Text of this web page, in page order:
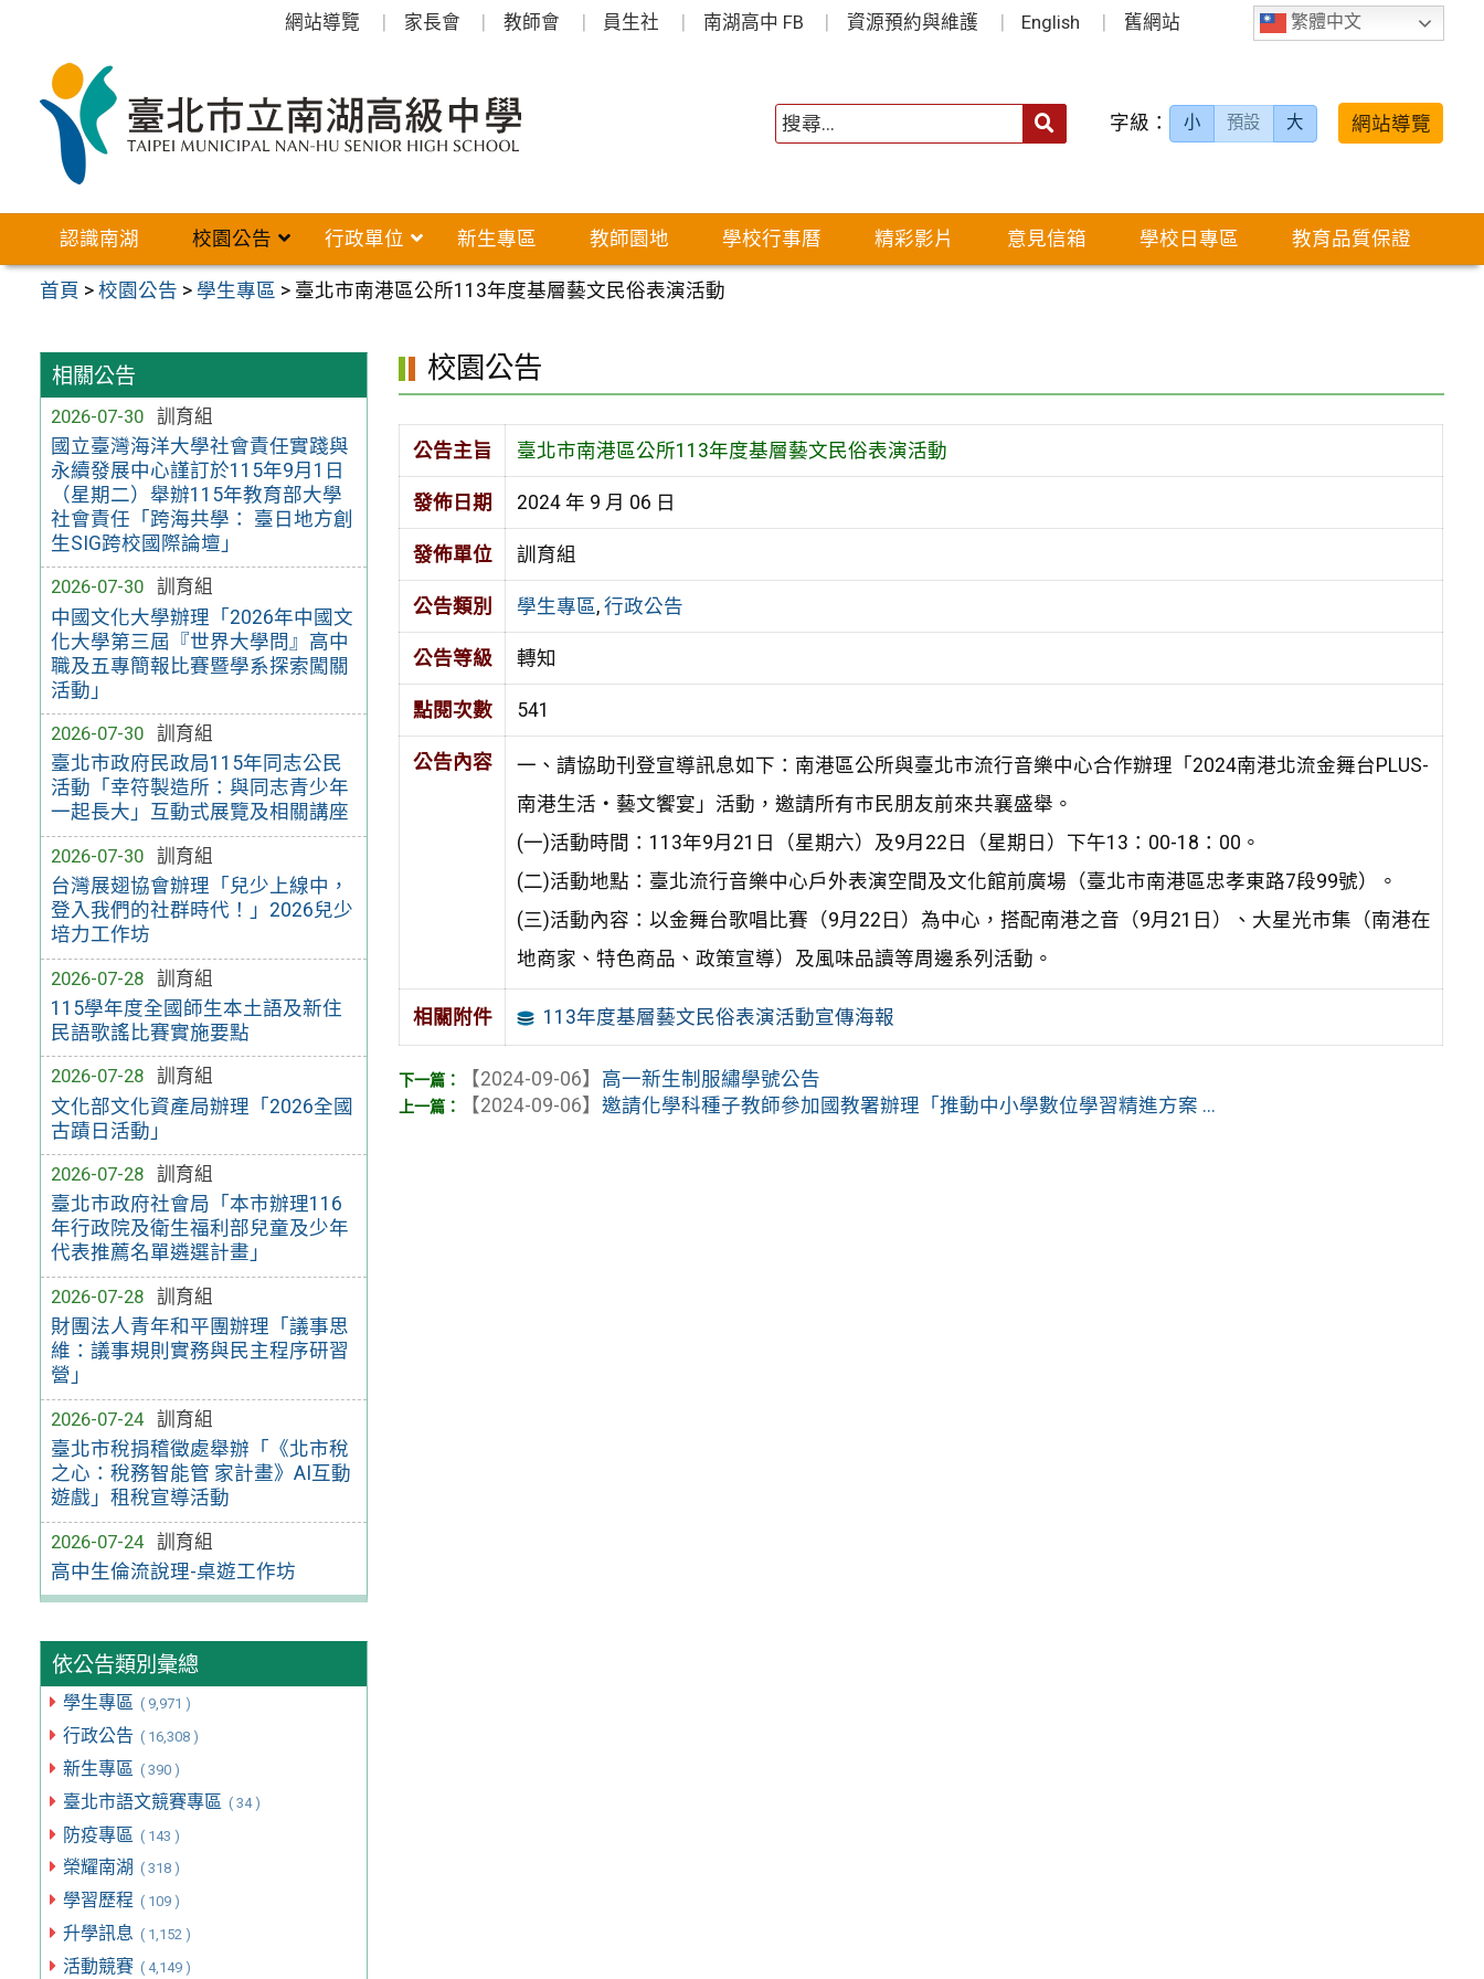
繁體中文
網站導覽 家長會 教師會 員生社 南湖高中 FB 資源預約與維護 English 舊網站
字級： 小 預設 大 網站導覽
認識南湖 校園公告 行政單位 新生專區 教師園地 學校行事曆 精彩影片 意見信箱 學校日專區 教育品質保證
首頁 >校園公告 > 學生專區 > 臺北市南港區公所113年度基層藝文民俗表演活動
相關公告
2026-07-30
訓育組
國立臺灣海洋大學社會責任實踐與
永續發展中心謹訂於115年9月1日
（星期二）舉辦115年教育部大學
社會責任「跨海共學： 臺日地方創
生SIG跨校國際論壇」
2026-07-30
訓育組
中國文化大學辦理「2026年中國文
化大學第三屆『世界大學問』高中
職及五專簡報比賽暨學系探索闖關
活動」
2026-07-30
訓育組
臺北市政府民政局115年同志公民
活動「幸符製造所：與同志青少年
一起長大」互動式展覽及相關講座
2026-07-30
訓育組
台灣展翅協會辦理「兒少上線中，
登入我們的社群時代！」2026兒少
培力工作坊
2026-07-28
訓育組
115學年度全國師生本土語及新住
民語歌謠比賽實施要點
2026-07-28
訓育組
文化部文化資產局辦理「2026全國
古蹟日活動」
2026-07-28
訓育組
臺北市政府社會局「本市辦理116
年行政院及衛生福利部兒童及少年
代表推薦名單遴選計畫」
2026-07-28
訓育組
財團法人青年和平團辦理「議事思
維：議事規則實務與民主程序研習
營」
2026-07-24
訓育組
臺北市稅捐稽徵處舉辦「《北市稅
之心：稅務智能管 家計畫》AI互動
遊戲」租稅宣導活動
2026-07-24
訓育組
高中生倫流說理-桌遊工作坊
依公告類別彙總
學生專區 ( 9,971 )
行政公告 ( 16,308 )
新生專區 ( 390 )
臺北市語文競賽專區 ( 34 )
防疫專區 ( 143 )
榮耀南湖 ( 318 )
學習歷程 ( 109 )
升學訊息 ( 1,152 )
活動競賽 ( 4,149 )
校園公告
公告主旨 臺北市南港區公所113年度基層藝文民俗表演活動
發佈日期 2024 年 9 月 06 日
發佈單位 訓育組
公告類別 學生專區, 行政公告
公告等級 轉知
點閱次數 541
公告內容
一、請協助刊登宣導訊息如下：南港區公所與臺北市流行音樂中心合作辦理「2024南港北流金舞台PLUS-
南港生活‧藝文饗宴」活動，邀請所有市民朋友前來共襄盛舉。
(一)活動時間：113年9月21日（星期六）及9月22日（星期日）下午13：00-18：00。
(二)活動地點：臺北流行音樂中心戶外表演空間及文化館前廣場（臺北市南港區忠孝東路7段99號）。
(三)活動內容：以金舞台歌唱比賽（9月22日）為中心，搭配南港之音（9月21日）、大星光市集（南港在
地商家、特色商品、政策宣導）及風味品讀等周邊系列活動。
相關附件 113年度基層藝文民俗表演活動宣傳海報
【2024-09-06】 高一新生制服繡學號公告
【2024-09-06】邀請化學科種子教師參加國教署辦理「推動中小學數位學習精進方案 ...